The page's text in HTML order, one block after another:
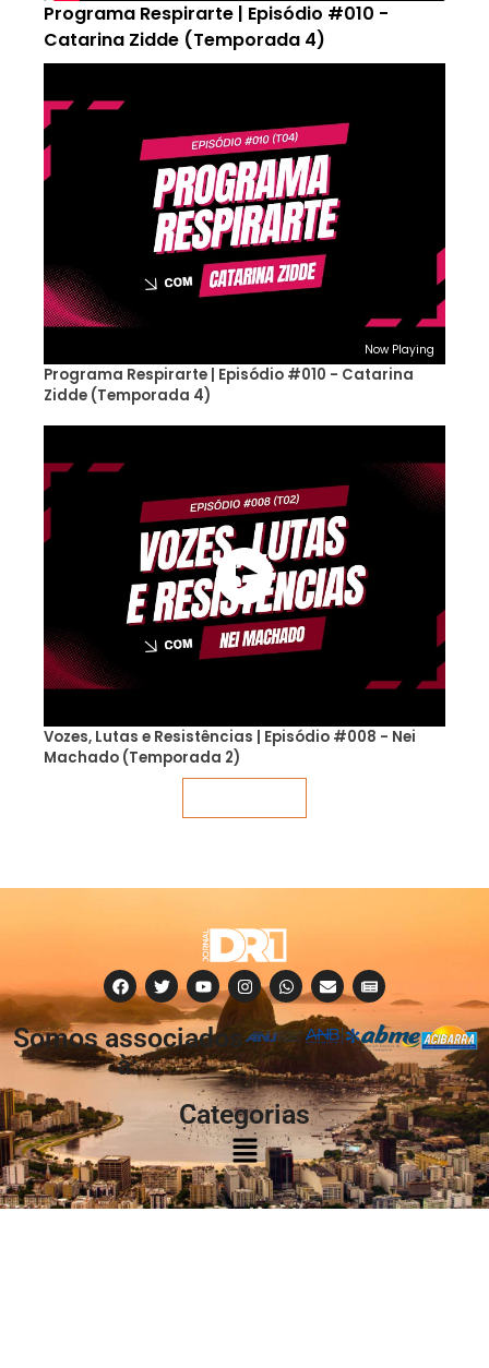
Programa Respirarte | Episódio #010 -
Catarina Zidde (Temporada 4)
Now Playing
Programa Respirarte | Episódio #010 - Catarina
Zidde (Temporada 4)
Vozes, Lutas e Resistências | Episódio #008 - Nei
Machado (Temporada 2)
Somos associados
à:
Categorias